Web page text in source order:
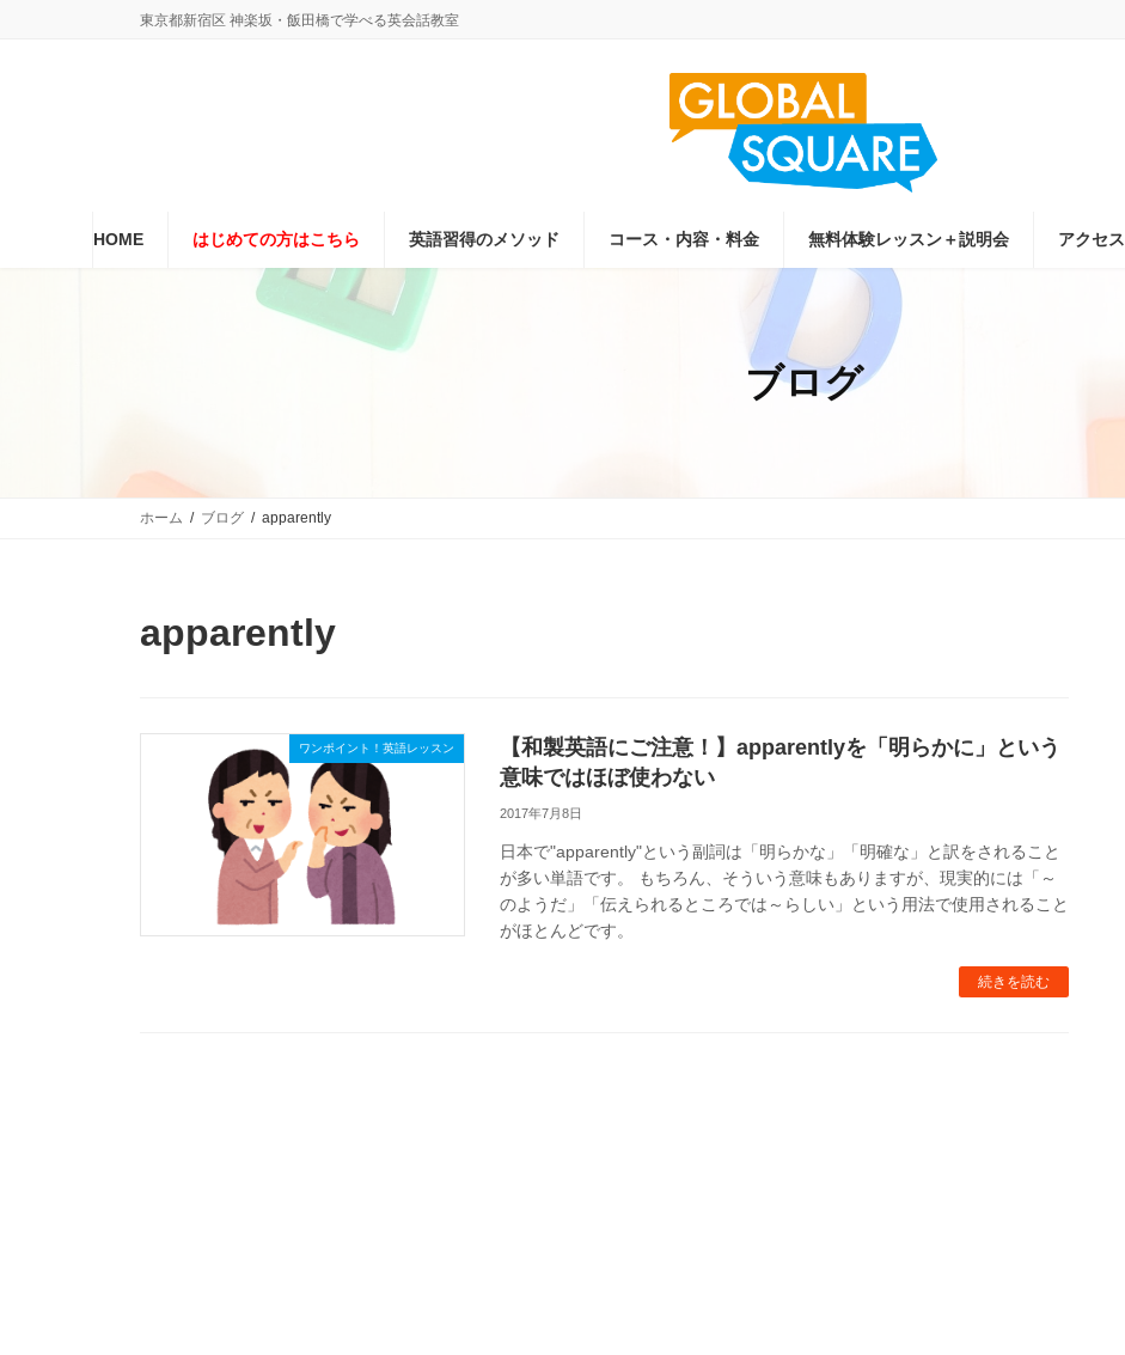
東京都新宿区 神楽坂・飯田橋で学べる英会話教室
HOME はじめての方はこちら 英語習得のメソッド コース・内容・料金 無料体験レッスン＋説明会 アクセス
ブログ
ホーム ブログ apparently
apparently
ワンポイント！英語レッスン
【和製英語にご注意！】apparentlyを「明らかに」という
意味ではほぼ使わない
2017年7月8日
日本で"apparently"という副詞は「明らかな」「明確な」と訳をされること
が多い単語です。 もちろん、そういう意味もありますが、現実的には「～
のようだ」「伝えられるところでは～らしい」という用法で使用されること
がほとんどです。
続きを読む